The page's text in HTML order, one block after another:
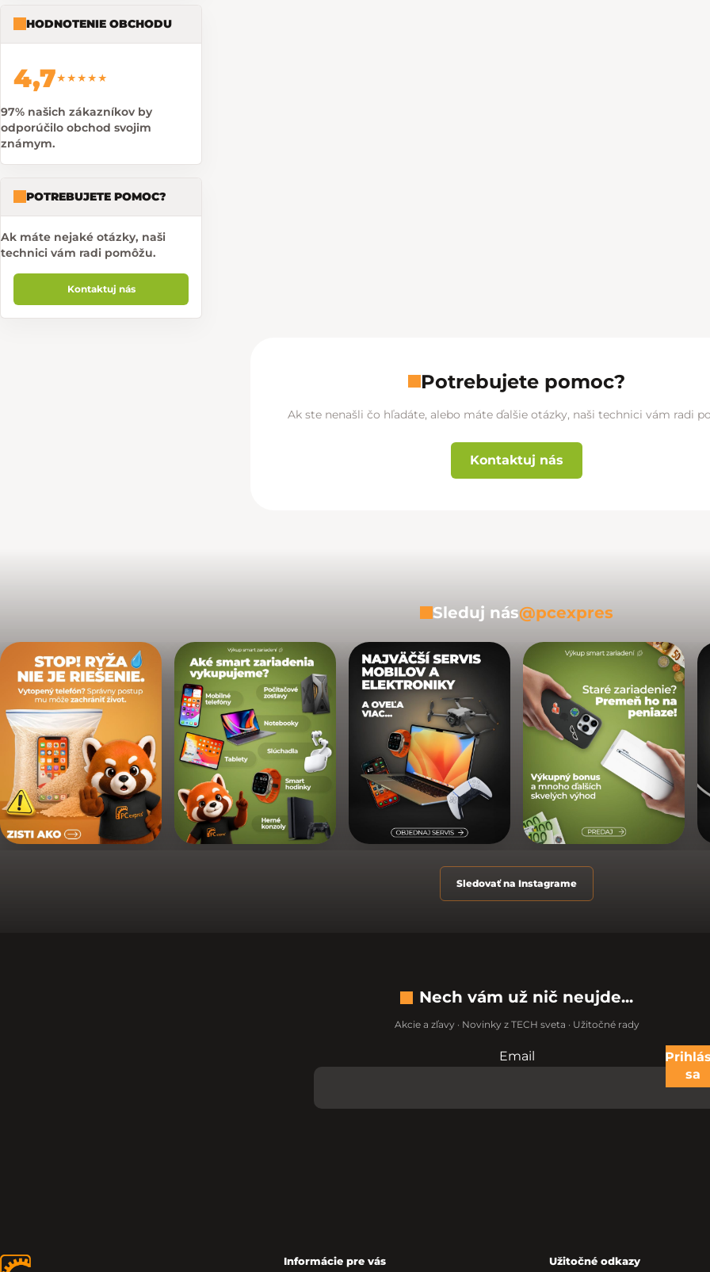
HODNOTENIE OBCHODU
4,7★★★★★
97% našich zákazníkov by
odporúčilo obchod svojim
známym.
POTREBUJETE POMOC?
Ak máte nejaké otázky, naši
technici vám radi pomôžu.
Kontaktuj nás
Potrebujete pomoc?
Ak ste nenašli čo hľadáte, alebo máte ďalšie otázky, naši technici vám radi
Kontaktuj nás
Sleduj nás@pcexpres
Sledovať na Instagrame
Nech vám už nič neujde...
Akcie a zľavy · Novinky z TECH sveta · Užitočné rady
Nevypĺňajte toto pole:
Email
sa
Informácie pre vás Užitočné odkazy